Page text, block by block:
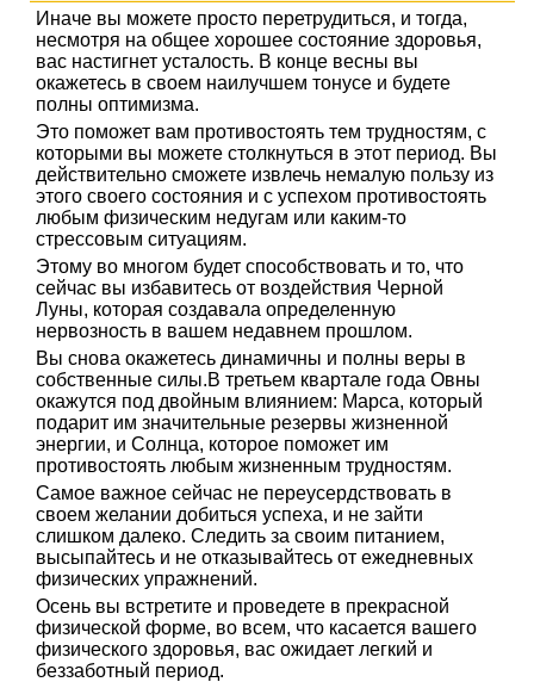
Иначе вы можете просто перетрудиться, и тогда,
несмотря на общее хорошее состояние здоровья,
вас настигнет усталость. В конце весны вы
окажетесь в своем наилучшем тонусе и будете
полны оптимизма.
Это поможет вам противостоять тем трудностям, с
которыми вы можете столкнуться в этот период. Вы
действительно сможете извлечь немалую пользу из
этого своего состояния и с успехом противостоять
любым физическим недугам или каким-то
стрессовым ситуациям.
Этому во многом будет способствовать и то, что
сейчас вы избавитесь от воздействия Черной
Луны, которая создавала определенную
нервозность в вашем недавнем прошлом.
Вы снова окажетесь динамичны и полны веры в
собственные силы.В третьем квартале года Овны
окажутся под двойным влиянием: Марса, который
подарит им значительные резервы жизненной
энергии, и Солнца, которое поможет им
противостоять любым жизненным трудностям.
Самое важное сейчас не переусердствовать в
своем желании добиться успеха, и не зайти
слишком далеко. Следить за своим питанием,
высыпайтесь и не отказывайтесь от ежедневных
физических упражнений.
Осень вы встретите и проведете в прекрасной
физической форме, во всем, что касается вашего
физического здоровья, вас ожидает легкий и
беззаботный период.